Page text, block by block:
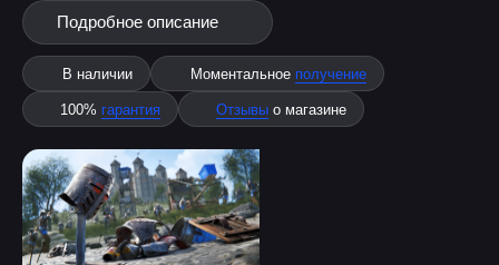
Подробное описание
В наличии Моментальное получение
100% гарантия Отзывы о магазине